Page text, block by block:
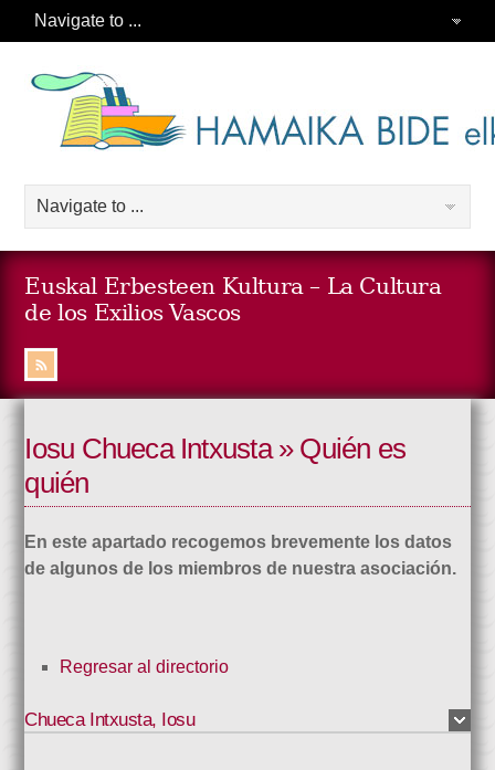
Euskal Erbesteen Kultura – La Cultura
de los Exilios Vascos
Iosu Chueca Intxusta » Quién es
quién
En este apartado recogemos brevemente los datos
de algunos de los miembros de nuestra asociación.
Regresar al directorio
Chueca Intxusta, Iosu